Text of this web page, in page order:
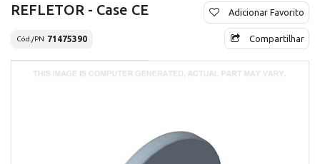
REFLETOR - Case CE
Cód./PN 71475390
Adicionar Favorito
Compartilhar